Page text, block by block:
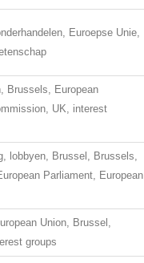
Euroepse Unie,
Brussels, European
UK, interest
lobbyen, Brussel, Brussels,
Parliament, European
Union, Brussel,
groups